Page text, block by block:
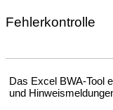
Fehlerkontrolle
Das Excel BWA-Tool
und